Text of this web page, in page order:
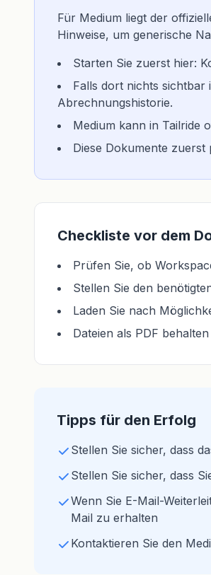
Für Medium liegt der
Hinweise, um generische
Starten Sie zuerst hier:
Falls dort nichts
Abrechnungshistorie.
Medium kann in Tailride
Diese Dokumente
Checkliste vor dem
Prüfen Sie, ob
Stellen Sie den
Laden Sie nach
Dateien als PDF
Tipps für den Erfolg
Stellen Sie sicher, dass
Stellen Sie sicher, dass
Wenn Sie E-Mail-
Mail zu erhalten
Kontaktieren Sie den